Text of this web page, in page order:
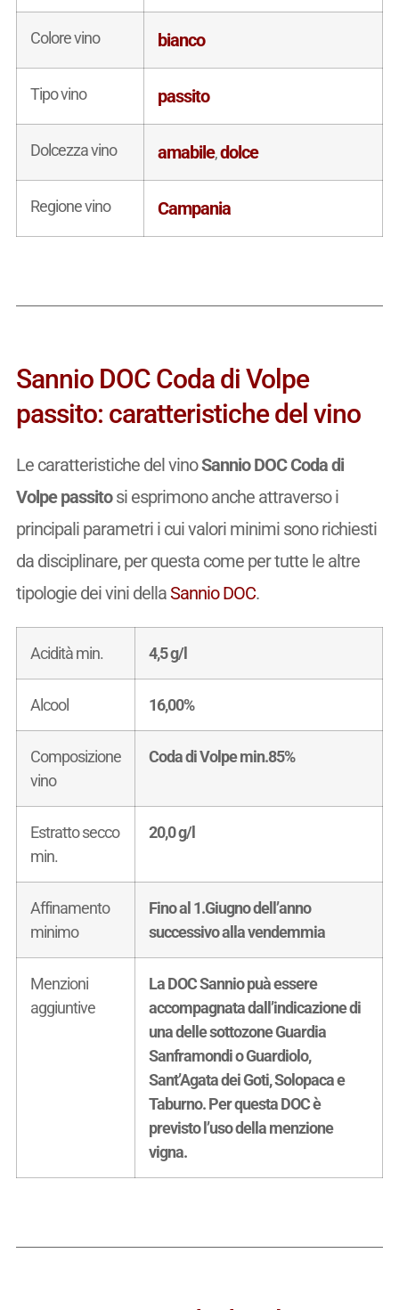
Colore vino bianco
Tipo vino passito
Dolcezza vino amabile,dolce
Regione vino Campania
Sannio DOC Coda di Volpe
passito: caratteristiche del vino
Le caratteristiche del vinoSannio DOC Coda di
Volpe passitosi esprimono anche attraverso i
principali parametri i cui valori minimi sono richiesti
da disciplinare, per questa come per tutte le altre
tipologie dei vini dellaSannio DOC.
Acidità min. 4,5 g/l
Alcool 16,00%
Composizione
vino
Coda di Volpe min.85%
Estratto secco
min.
20,0 g/l
Affinamento
minimo
Fino al 1.Giugno dell’anno
successivo alla vendemmia
Menzioni
aggiuntive
La DOC Sannio puà essere
accompagnata dall’indicazione di
una delle sottozone Guardia
Sanframondi o Guardiolo,
Sant’Agata dei Goti, Solopaca e
Taburno. Per questa DOC è
previsto l’uso della menzione
vigna.